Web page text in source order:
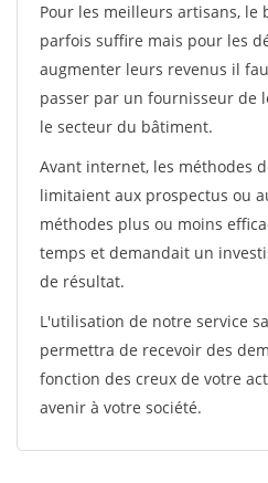
Pour les meilleurs artisans, le
parfois suffire mais pour les
augmenter leurs revenus il
passer par un fournisseur de
le secteur du bâtiment.
Avant internet, les méthodes
limitaient aux prospectus ou
méthodes plus ou moins
temps et demandait un
de résultat.
L'utilisation de notre service
permettra de recevoir des
fonction des creux de votre
avenir à votre société.